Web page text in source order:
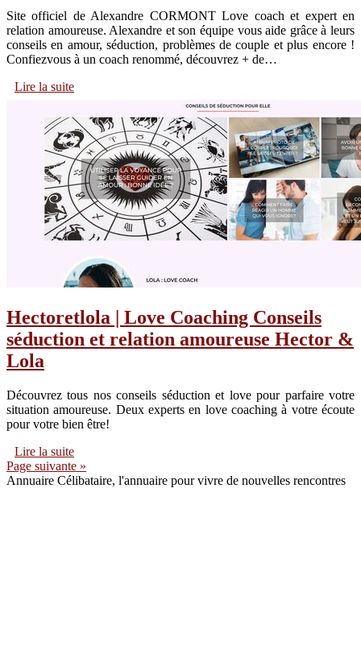
Site officiel de Alexandre CORMONT Love coach et expert en
relation amoureuse. Alexandre et son équipe vous aide grâce à leurs
conseils en amour, séduction, problèmes de couple et plus encore !
Confiezvous à un coach renommé, découvrez + de…
Lire la suite
Hectoret­lo­la | Love Coaching Conseils
séduction et relation amoureuse Hector &
Lola
Découvrez tous nos conseils séduction et love pour parfaire votre
situation amoureuse. Deux experts en love coaching à votre écoute
pour votre bien être!
Lire la suite
Page suivante »
Annuaire Célibataire, l'annuaire pour vivre de nouvelles rencontres